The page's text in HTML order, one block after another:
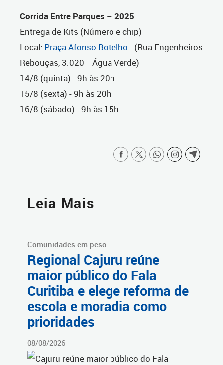
Corrida Entre Parques – 2025
Entrega de Kits (Número e chip)
Local: Praça Afonso Botelho - (Rua Engenheiros
Rebouças, 3.020– Água Verde)
14/8 (quinta) - 9h às 20h
15/8 (sexta) - 9h às 20h
16/8 (sábado) - 9h às 15h
Leia Mais
Comunidades em peso
Regional Cajuru reúne
maior público do Fala
Curitiba e elege reforma de
escola e moradia como
prioridades
08/08/2026